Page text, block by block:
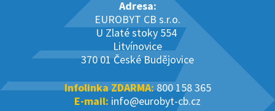
Adresa:
EUROBYT CB s.r.o.
U Zlaté stoky 554
Litvínovice
370 01 České Budějovice
Infolinka ZDARMA:800 158 365
E-mail: info@eurobyt-cb.cz